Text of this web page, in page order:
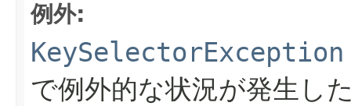
例外:
KeySelectorException
で例外的な状況が発生し